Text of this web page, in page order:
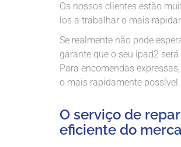
Os nossos clientes estão
los a trabalhar o mais
Se realmente não pode
garante que o seu ipad2
Para encomendas
o mais rapidamente possível.
O serviço de
eficiente do